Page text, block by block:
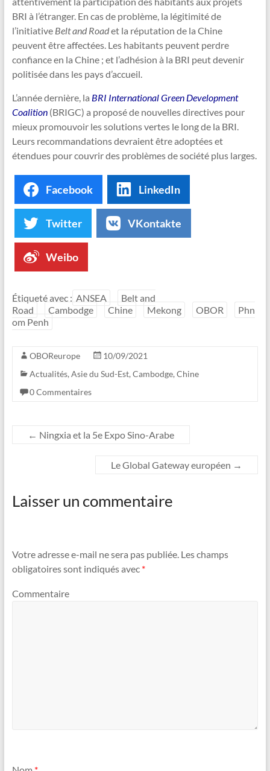
BRI à l’étranger. En cas de problème, la légitimité de
l’initiative Belt and Roadet la réputation de la Chine
peuvent être affectées. Les habitants peuvent perdre
confiance en la Chine ; et l’adhésion à la BRI peut devenir
politisée dans les pays d’accueil.
L’année dernière, la BRI International Green Development
Coalition (BRIGC) a proposé de nouvelles directives pour
mieux promouvoir les solutions vertes le long de la BRI.
Leurs recommandations devraient être adoptées et
étendues pour couvrir des problèmes de société plus larges.
Facebook LinkedIn
Twitter VKontakte
Weibo
Étiqueté avec : ANSEA
Belt and
Road
Cambodge Chine Mekong OBOR
Phn
om Penh
OBOReurope
10/09/2021
Actualités, Asie du Sud-Est, Cambodge, Chine
0 Commentaires
← Ningxia et la 5e Expo Sino-Arabe
Le Global Gateway européen →
Laisser un commentaire
Votre adresse e-mail ne sera pas publiée. Les champs
obligatoires sont indiqués avec *
Commentaire